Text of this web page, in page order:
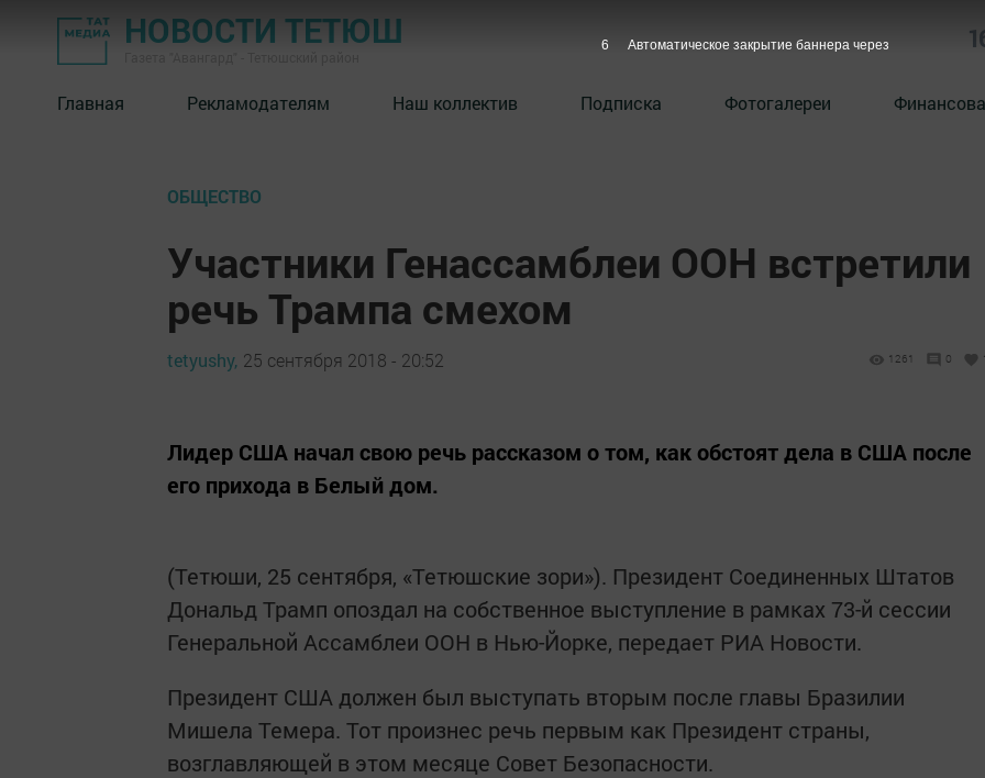
НОВОСТИ ТЕТЮШ
Главная Рекламодателям Наш коллектив Подписка Фотогалереи
ОБЩЕСТВО
Участники Генассамблеи ООН встретили
речь Трампа смехом
tetyushy, 25 сентября 2018 - 20:52 1261 0
Лидер США начал свою речь рассказом о том, как обстоят дела в США после
его прихода в Белый дом.
(Тетюши, 25 сентября, «Тетюшские зори»). Президент Соединенных Штатов
Дональд Трамп опоздал на собственное выступление в рамках 73-й сессии
Генеральной Ассамблеи ООН в Нью-Йорке, передает РИА Новости.
Президент США должен был выступать вторым после главы Бразилии
Мишела Темера. Тот произнес речь первым как Президент страны,
возглавляющей в этом месяце Совет Безопасности.
5 Автоматическое закрытие баннера через